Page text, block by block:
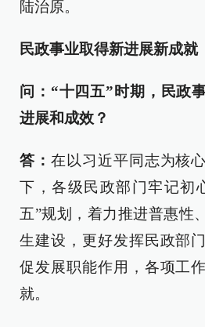
陆治原。
民政事业取得新进展新成就
问：“十四五”时期，民政
进展和成效？
答： 在以习近平同志为核
下，各级民政部门牢记初
五”规划，着力推进普惠性
生建设，更好发挥民政部
促发展职能作用，各项工
就。